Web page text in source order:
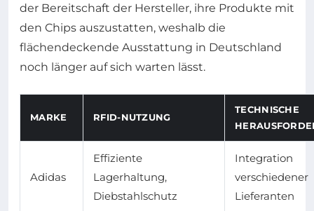
der Bereitschaft der Hersteller, ihre Produkte mit
den Chips auszustatten, weshalb die
flächendeckende Ausstattung in Deutschland
noch länger auf sich warten lässt.
MARKE RFID-NUTZUNG
TECHNISCHE
Adidas
Effiziente
Lagerhaltung,
Diebstahlschutz
Integration
verschiedener
Lieferanten